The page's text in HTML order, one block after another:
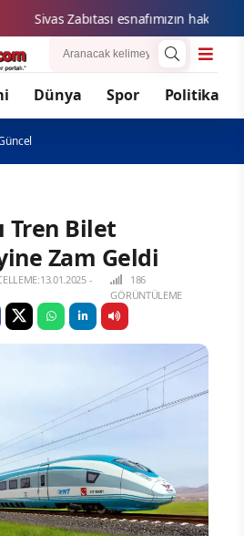
Sivas
Dünya Spor Politika
Tren Bilet
Zam Geldi
-
186
GÖRÜNTÜLEME